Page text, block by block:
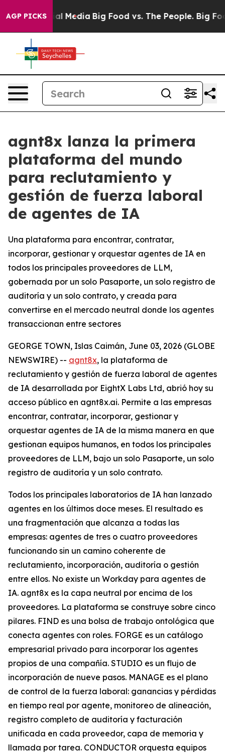
AGP PICKS
Social Media Big Food vs. The People. Big
agnt8x lanza la primera
plataforma del mundo
para reclutamiento y
gestión de fuerza laboral
de agentes de IA
Una plataforma para encontrar, contratar,
incorporar, gestionar y orquestar agentes de IA en
todos los principales proveedores de LLM,
gobernada por un solo Pasaporte, un solo registro de
auditoría y un solo contrato, y creada para
convertirse en el mercado neutral donde los agentes
transaccionan entre sectores
GEORGE TOWN, Islas Caimán, June 03, 2026 (GLOBE
NEWSWIRE) -- agnt8x, la plataforma de
reclutamiento y gestión de fuerza laboral de agentes
de IA desarrollada por EightX Labs Ltd, abrió hoy su
acceso público en agnt8x.ai. Permite a las empresas
encontrar, contratar, incorporar, gestionar y
orquestar agentes de IA de la misma manera en que
gestionan equipos humanos, en todos los principales
proveedores de LLM, bajo un solo Pasaporte, un solo
registro de auditoría y un solo contrato.
Todos los principales laboratorios de IA han lanzado
agentes en los últimos doce meses. El resultado es
una fragmentación que alcanza a todas las
empresas: agentes de tres o cuatro proveedores
funcionando sin un camino coherente de
reclutamiento, incorporación, auditoría o gestión
entre ellos. No existe un Workday para agentes de
IA. agnt8x es la capa neutral por encima de los
proveedores. La plataforma se construye sobre cinco
pilares. FIND es una bolsa de trabajo ontológica que
conecta agentes con roles. FORGE es un catálogo
empresarial privado para incorporar los agentes
propios de una compañía. STUDIO es un flujo de
incorporación de nueve pasos. MANAGE es el plano
de control de la fuerza laboral: ganancias y pérdidas
en tiempo real por agente, monitoreo de alineación,
registro completo de auditoría y facturación
unificada en cada proveedor, capa de memoria y
llamada por tarea. CONDUCTOR orquesta equipos